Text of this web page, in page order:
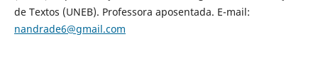
de Textos (UNEB). Professora aposentada. E-mail:
nandrade6@gmail.com